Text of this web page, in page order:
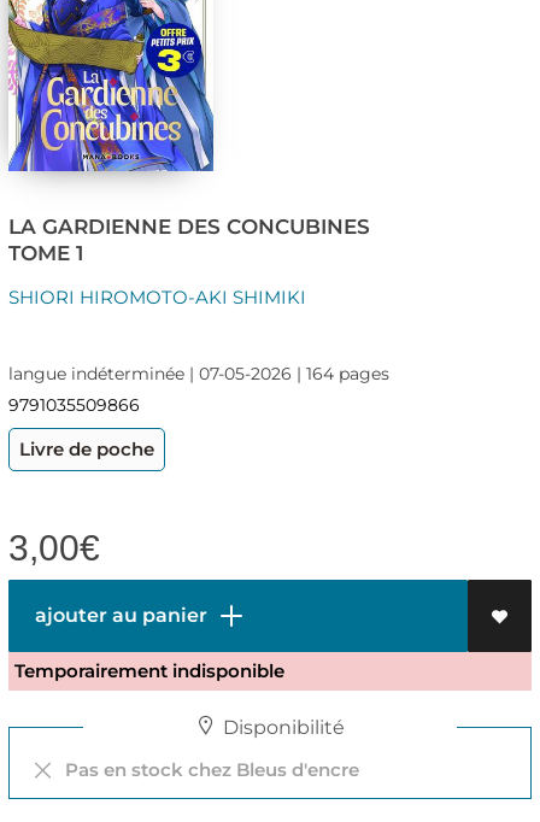
LA GARDIENNE DES CONCUBINES
TOME 1
SHIORI HIROMOTO-AKI SHIMIKI
langue indéterminée | 07-05-2026 | 164 pages
9791035509866
Livre de poche
3,00€
ajouter au panier
Temporairement indisponible
Disponibilité
Pas en stock chez Bleus d'encre